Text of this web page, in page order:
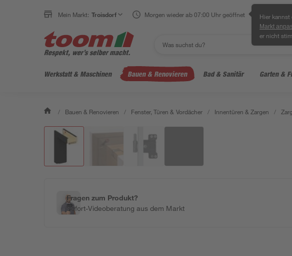
Mein Markt: Troisdorf Morgen wieder ab 07:00 Uhr geöffnet Hier kannst
Markt
er nicht
Werkstatt & Maschinen Bauen & Renovieren Bad & Sanitär Garten &
/ Bauen & Renovieren / Fenster, Türen & Vordächer / Innentüren & Zargen /
Fragen zum Produkt?
Sofort-Videoberatung aus dem Markt